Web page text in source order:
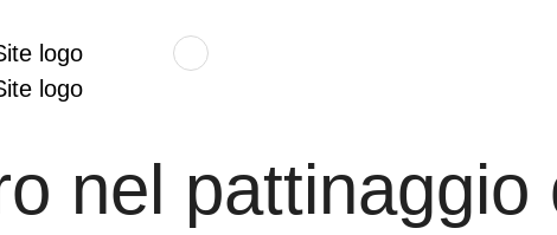
nel pattinaggio